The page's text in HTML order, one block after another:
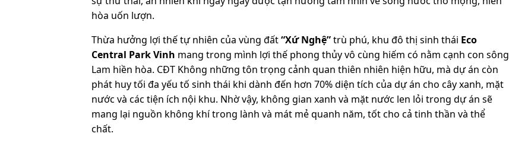
hòa uốn lượn.
Thừa hưởng lợi thế tự nhiên của vùng đất“Xứ Nghệ”trù phú, khu đô thị sinh thái Eco
Central Park Vinh mang trong mình lợi thế phong thủy vô cùng hiếm có nằm cạnh con sông
Lam hiền hòa. CĐT Không những tôn trọng cảnh quan thiên nhiên hiện hữu, mà dự án còn
phát huy tối đa yếu tố sinh thái khi dành đến hơn 70% diện tích của dự án cho cây xanh, mặt
nước và các tiện ích nội khu. Nhờ vậy, không gian xanh và mặt nước len lỏi trong dự án sẽ
mang lại nguồn không khí trong lành và mát mẻ quanh năm, tốt cho cả tinh thần và thể
chất.